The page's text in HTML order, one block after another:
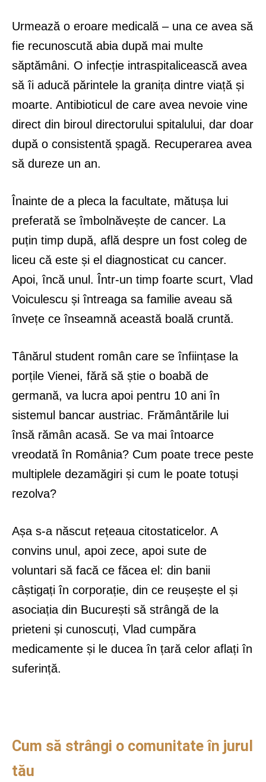
Urmează o eroare medicală – una ce avea să
fie recunoscută abia după mai multe
săptămâni. O infecție intraspitalicească avea
să îi aducă părintele la granița dintre viață și
moarte. Antibioticul de care avea nevoie vine
direct din biroul directorului spitalului, dar doar
după o consistentă șpagă. Recuperarea avea
să dureze un an.
Înainte de a pleca la facultate, mătușa lui
preferată se îmbolnăvește de cancer. La
puțin timp după, află despre un fost coleg de
liceu că este și el diagnosticat cu cancer.
Apoi, încă unul. Într-un timp foarte scurt, Vlad
Voiculescu și întreaga sa familie aveau să
învețe ce înseamnă această boală cruntă.
Tânărul student român care se înființase la
porțile Vienei, fără să știe o boabă de
germană, va lucra apoi pentru 10 ani în
sistemul bancar austriac. Frământările lui
însă rămân acasă. Se va mai întoarce
vreodată în România? Cum poate trece peste
multiplele dezamăgiri și cum le poate totuși
rezolva?
Așa s-a născut rețeaua citostaticelor. A
convins unul, apoi zece, apoi sute de
voluntari să facă ce făcea el: din banii
câștigați în corporație, din ce reușește el și
asociația din București să strângă de la
prieteni și cunoscuți, Vlad cumpăra
medicamente și le ducea în țară celor aflați în
suferință.
Cum să strângi o comunitate în jurul
tău